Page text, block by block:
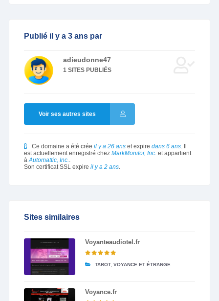
Publié il y a 3 ans par
adieudonne47
1 SITES PUBLIÉS
Voir ses autres sites
Ce domaine a été crée il y a 26 anset expire dans 6 ans. Il
est actuellement enregistré chez MarkMonitor, Inc. et appartient
àAutomattic, Inc..
Son certificat SSL expire il y a 2 ans.
Sites similaires
Voyanteaudiotel.fr
TAROT, VOYANCE ET ÉTRANGE
Voyance.fr